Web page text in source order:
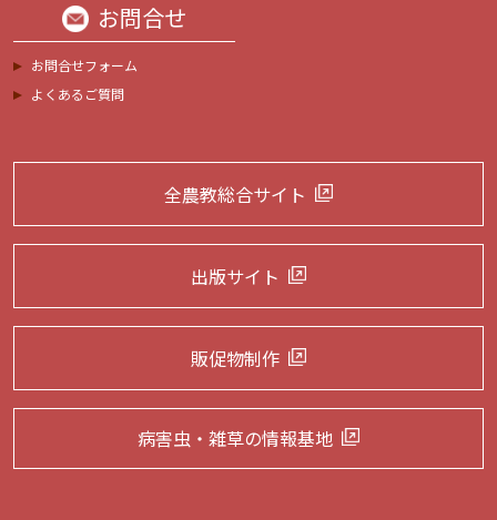
お問合せ
お問合せフォーム
よくあるご質問
全農教総合サイト
出版サイト
販促物制作
病害虫・雑草の情報基地